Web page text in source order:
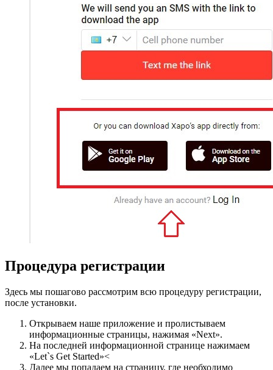
Процедура регистрации
Здесь мы пошагово рассмотрим всю процедуру регистрации,
после установки.
Открываем наше приложение и пролистываем
информационные страницы, нажимая «Next».
На последней информационной странице нажимаем
«Let`s Get Started»<
Далее мы попадаем на страницу, где необходимо